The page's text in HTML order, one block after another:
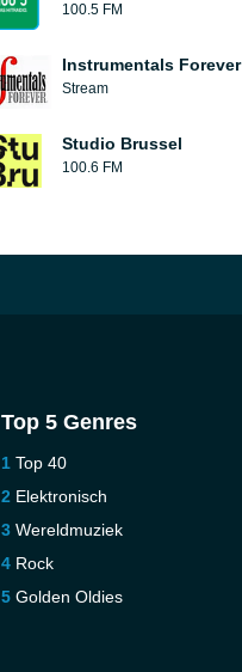
100.5 FM
Instrumentals Forever
Stream
Studio Brussel
100.6 FM
Top 5 Genres
Top 40
Elektronisch
Wereldmuziek
Rock
Golden Oldies